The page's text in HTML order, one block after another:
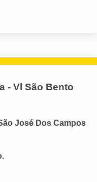
- Vl São Bento
José Dos Campos